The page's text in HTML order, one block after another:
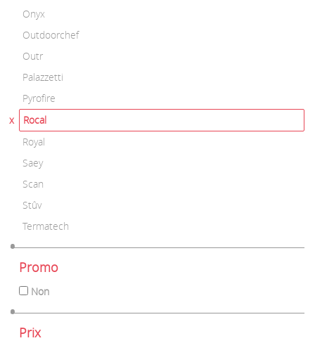
Onyx
Outdoorchef
Outr
Palazzetti
Pyrofire
Rocal
Royal
Saey
Scan
Stûv
Termatech
Promo
Non
Prix